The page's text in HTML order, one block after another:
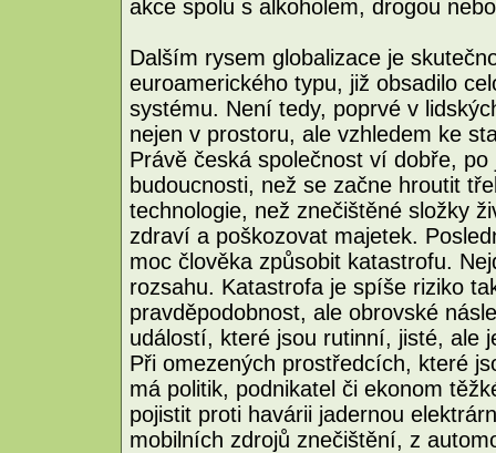
akce spolu s alkoholem, drogou
Dalším rysem globalizace je
euroamerického typu, již obsadilo
systému. Není tedy, poprvé v
nejen v prostoru, ale vzhledem ke
Právě česká společnost ví dobře,
budoucnosti, než se začne hroutit
technologie, než znečištěné složky
zdraví a poškozovat majetek.
moc člověka způsobit katastrofu.
rozsahu. Katastrofa je spíše riziko
pravděpodobnost, ale obrovské
událostí, které jsou rutinní, jisté, ale
Při omezených prostředcích, které
má politik, podnikatel či ekonom
pojistit proti havárii jadernou
mobilních zdrojů znečištění, z